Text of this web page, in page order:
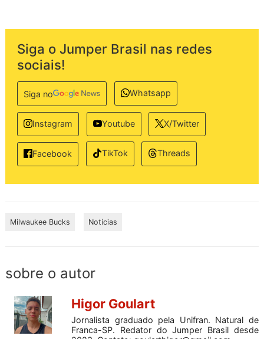
Siga o Jumper Brasil nas redes
sociais!
Siga no Whatsapp
Instagram Youtube X/Twitter
Facebook TikTok Threads
Milwaukee Bucks Notícias
sobre o autor
Higor Goulart
Jornalista graduado pela Unifran. Natural de
Franca-SP. Redator do Jumper Brasil desde